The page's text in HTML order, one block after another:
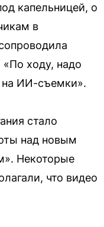
капельницей, о
в
ходу, надо
на ИИ-съемки».
стало
над новым
Некоторые
что видео